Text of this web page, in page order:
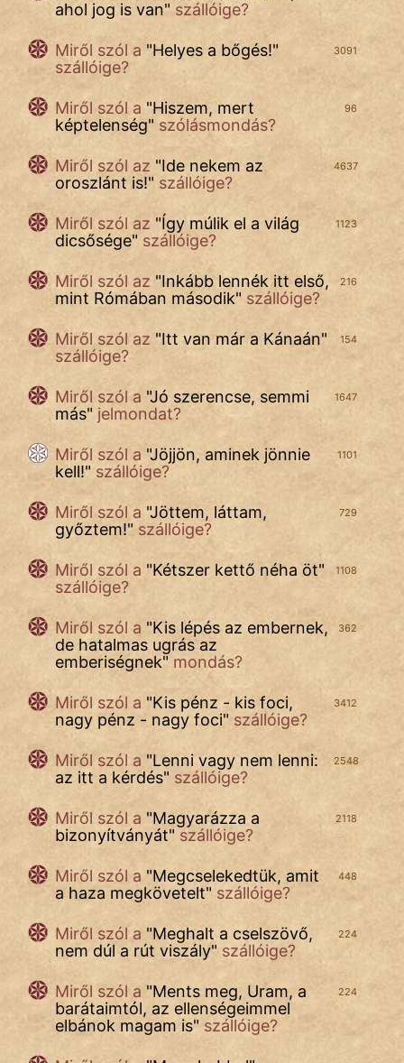
ahol jog is van" szállóige?
3091
Miről szól a "Helyes a bőgés!"
szállóige?
96
Miről szól a "Hiszem, mert
képtelenség" szólásmondás?
4637
Miről szól az "Ide nekem az
oroszlánt is!" szállóige?
1123
Miről szól az "Így múlik el a világ
dicsősége" szállóige?
216
Miről szól az "Inkább lennék itt első,
mint Rómában második" szállóige?
154
Miről szól az "Itt van már a Kánaán"
szállóige?
1647
Miről szól a "Jó szerencse, semmi
más" jelmondat?
1101
Miről szól a "Jöjjön, aminek jönnie
kell!" szállóige?
729
Miről szól a "Jöttem, láttam,
győztem!" szállóige?
1108
Miről szól a "Kétszer kettő néha öt"
szállóige?
362
Miről szól a "Kis lépés az embernek,
de hatalmas ugrás az
emberiségnek" mondás?
3412
Miről szól a "Kis pénz - kis foci,
nagy pénz - nagy foci" szállóige?
2548
Miről szól a "Lenni vagy nem lenni:
az itt a kérdés" szállóige?
2118
Miről szól a "Magyarázza a
bizonyítványát" szállóige?
448
Miről szól a "Megcselekedtük, amit
a haza megkövetelt" szállóige?
224
Miről szól a "Meghalt a cselszövő,
nem dúl a rút viszály" szállóige?
224
Miről szól a "Ments meg, Uram, a
barátaimtól, az ellenségeimmel
elbánok magam is" szállóige?